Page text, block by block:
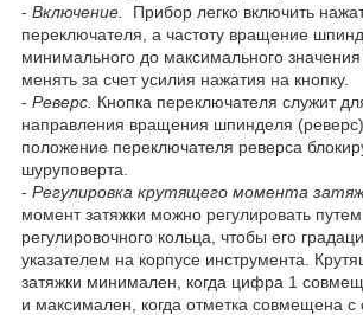
- Включение.
Прибор легко включить
переключателя, а частоту вращение
минимального до максимального
менять за счет усилия нажатия на кнопку.
- Реверс. Кнопка переключателя служит
направления вращения шпинделя
положение переключателя реверса
шуруповерта.
- Регулировка крутящего момента
момент затяжки можно регулировать
регулировочного кольца, чтобы его
указателем на корпусе инструмента.
затяжки минимален, когда цифра 1
и максимален, когда отметка совмещена с